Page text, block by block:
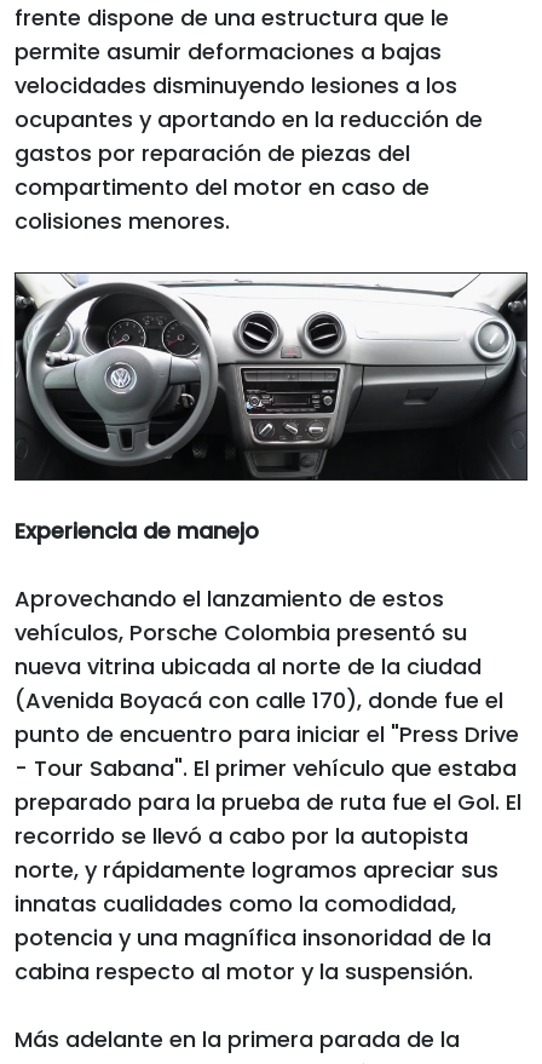
frente dispone de una estructura que le
permite asumir deformaciones a bajas
velocidades disminuyendo lesiones a los
ocupantes y aportando en la reducción de
gastos por reparación de piezas del
compartimento del motor en caso de
colisiones menores.
Experiencia de manejo
Aprovechando el lanzamiento de estos
vehículos, Porsche Colombia presentó su
nueva vitrina ubicada al norte de la ciudad
(Avenida Boyacá con calle 170), donde fue el
punto de encuentro para iniciar el "Press Drive
- Tour Sabana". El primer vehículo que estaba
preparado para la prueba de ruta fue el Gol. El
recorrido se llevó a cabo por la autopista
norte, y rápidamente logramos apreciar sus
innatas cualidades como la comodidad,
potencia y una magnífica insonoridad de la
cabina respecto al motor y la suspensión.
Más adelante en la primera parada de la